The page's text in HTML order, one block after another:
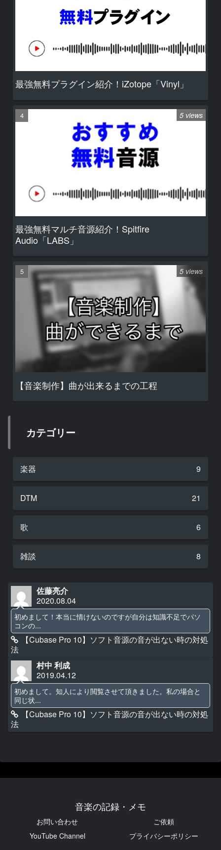
最強無料プラグイン紹介！iZotope「Vinyl」
最強無料マルチ音源紹介！Spitfire
Audio「LABS」
5 views
【音楽制作】曲が出来るまでの工程
5 views
カテゴリー
楽器 9
DTM 21
歌 6
雑談 8
佐藤亮介
2020.08.04
初めまして！本当に情けないのですが自分は知識不足でパソ
コンの...
【Cubase Pro 10】ソフト音源の音が出ない時の対処
法
村中 利成
2019.04.12
初めまして。知人により閲覧させて頂きました。私の場合と
同じ状...
【Cubase Pro 10】ソフト音源の音が出ない時の対処
法
音楽の記録・メモ
お問い合わせ
ご依頼
YouTube Channel
プライバシーポリシー